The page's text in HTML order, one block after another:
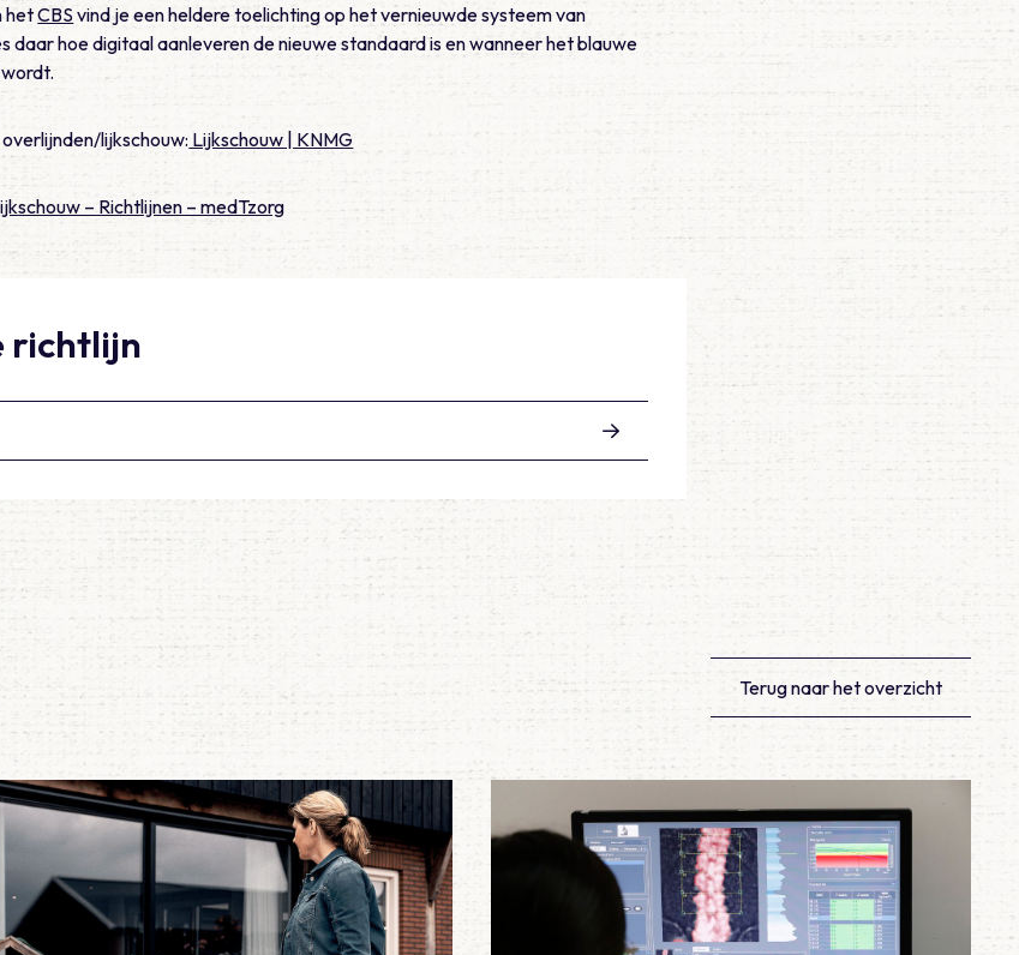
hetCBS vind je een heldere toelichting op het vernieuwde systeem van
daar hoe digitaal aanleveren de nieuwe standaard is en wanneer het blauwe
lijkschouw: Lijkschouw | KNMG
– Richtlijnen – medTzorg
richtlijn
Terug naar het overzicht
eerder gehechte wond?
meer over Vraag 18: Wat is het juiste beleid bij een verpleeghuisbewoner na een val met hoofdtrauma?
Lees meer over Vraag 17: Welke bewering over het